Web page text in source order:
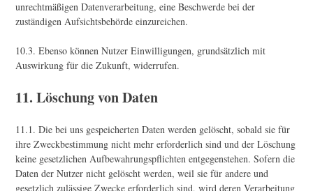
unrechtmäßigen Datenverarbeitung, eine Beschwerde bei der
zuständigen Aufsichtsbehörde einzureichen.
10.3. Ebenso können Nutzer Einwilligungen, grundsätzlich mit
Auswirkung für die Zukunft, widerrufen.
11. Löschung von Daten
11.1. Die bei uns gespeicherten Daten werden gelöscht, sobald sie für
ihre Zweckbestimmung nicht mehr erforderlich sind und der Löschung
keine gesetzlichen Aufbewahrungspflichten entgegenstehen. Sofern die
Daten der Nutzer nicht gelöscht werden, weil sie für andere und
gesetzlich zulässige Zwecke erforderlich sind, wird deren Verarbeitung